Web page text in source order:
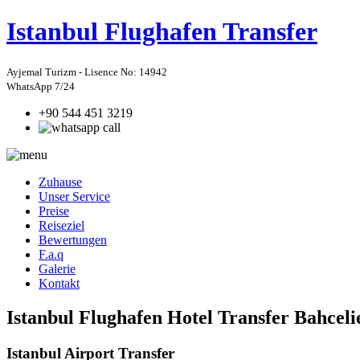
Istanbul Flughafen Transfer
Ayjemal Turizm - Lisence No: 14942
WhatsApp 7/24
+90 544 451 3219
Zuhause
Unser Service
Preise
Reiseziel
Bewertungen
F.a.q
Galerie
Kontakt
Istanbul Flughafen Hotel Transfer
Istanbul Airport Transfer